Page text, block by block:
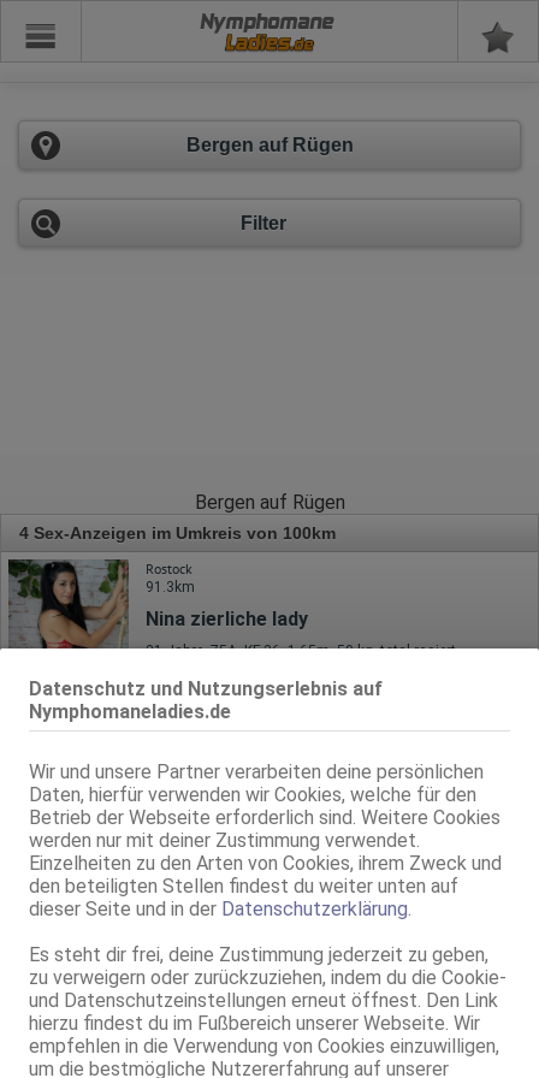
Datenschutz und Nutzungserlebnis auf
Nymphomaneladies.de
Wir und unsere Partner verarbeiten deine persönlichen
Daten, hierfür verwenden wir Cookies, welche für den
Betrieb der Webseite erforderlich sind. Weitere Cookies
werden nur mit deiner Zustimmung verwendet.
Einzelheiten zu den Arten von Cookies, ihrem Zweck und
den beteiligten Stellen findest du weiter unten auf
dieser Seite und in der Datenschutzerklärung.
Es steht dir frei, deine Zustimmung jederzeit zu geben,
zu verweigern oder zurückzuziehen, indem du die Cookie-
und Datenschutzeinstellungen erneut öffnest. Den Link
hierzu findest du im Fußbereich unserer Webseite. Wir
empfehlen in die Verwendung von Cookies einzuwilligen,
um die bestmögliche Nutzererfahrung auf unserer
Nymphomane
Bergen auf Rügen
Filter
Bergen auf Rügen
4 Sex-Anzeigen im Umkreis von 100km
Rostock
91.3km
Nina zierliche lady
21 Jahre, 75A, KF 36, 1.65m, 50 kg, total rasiert, mitteleuropäisch
Rostock
24 Jahre, 75B, KF 34/36, 1.60m, 48 kg, teilrasiert, asiatisch
69, NSa, NSp, Franz b. Ihr, Schmu., Kuscheln, KBa, KBp
Neubrandenburg
95.7km, Ihlenfelder Str. 14
Ylona
69, GF6, NSa, Franz b. Ihr, BV, Schmu., Kuscheln, Körperküs.
Neubrandenburg
96.5km
Cora